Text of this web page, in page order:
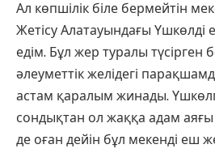
Ал көпшілік біле бермейтін
Жетісу Алатауындағы Үшкөлді
едім. Бұл жер туралы түсірген
әлеуметтік желідегі
астам қаралым жинады.
сондықтан ол жаққа адам
де оған дейін бұл мекенді еш